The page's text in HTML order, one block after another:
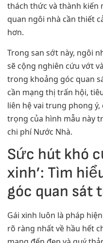
thách thức và thành kiến
quan ngôi nhà cần thiết
hơn.
Trong san sớt này, ngôi
sẽ cộng nghiên cứu vớt
trong khoảng góc quan
cần mạng thị trấn hội,
liên hệ vai trung phong
trọng của hình mẫu này
chi phí Nước Nhà.
Sức hút khó
xinh’: Tìm
góc quan sát
Gái xinh luôn là pháp
rõ ràng nhất về hầu hết